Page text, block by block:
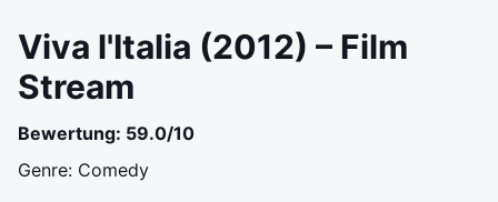
Viva l'Italia (2012) – Film
Stream
Bewertung: 59.0/10
Genre: Comedy